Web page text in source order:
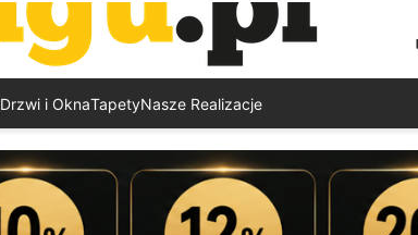
Drzwi i OknaTapetyNasze Realizacje